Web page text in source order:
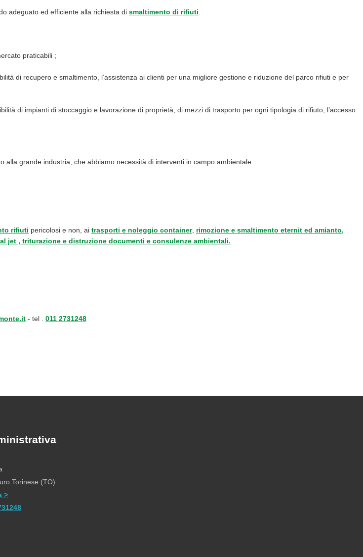
adeguato ed efficiente alla richiesta di smaltimento di rifiuti
praticabili ;
di recupero e smaltimento, l’assistenza ai clienti per una migliore gestione e riduzione del parco rifiuti e per
di impianti di stoccaggio e lavorazione di proprietà, di mezzi di trasporto per ogni tipologia di rifiuto, l’accesso
grande industria, che abbiamo necessità di interventi in campo ambientale.
rifiuti pericolosi e non, ai trasporti e noleggio container, rimozione e smaltimento eternit ed amianto,
jet , triturazione e distruzione documenti e consulenze ambientali.
- tel . 011 2731248
Torinese (TO)
>